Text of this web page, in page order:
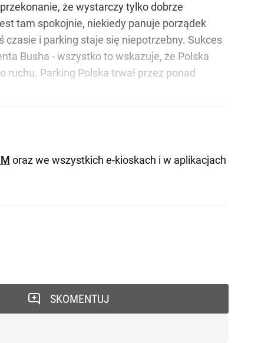
że wystarczy tylko dobrze
tam spokojnie, niekiedy panuje porządek
i parking staje się niepotrzebny. Sukces
Busha - wszystko to wskazuje, że Polska
Parking Polska trwał przez ponad
oraz we wszystkich e-kioskach i w aplikacjach
SKOMENTUJ